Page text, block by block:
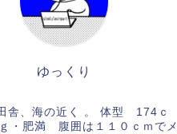
ゆっくり
舎、海の近く 。 体型 174ｃ
・肥満 腹囲は１１０ｃｍでメ